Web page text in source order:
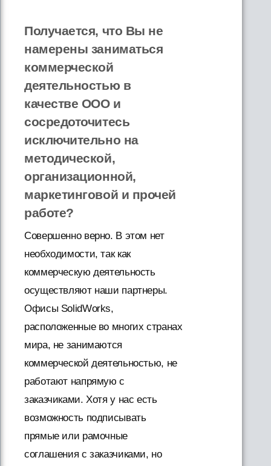
Получается, что Вы не
намерены заниматься
коммерческой
деятельностью в
качестве ООО и
сосредоточитесь
исключительно на
методической,
организационной,
маркетинговой и прочей
работе?
Совершенно верно. В этом нет
необходимости, так как
коммерческую деятельность
осуществляют наши партнеры.
Офисы SolidWorks,
расположенные во многих странах
мира, не занимаются
коммерческой деятельностью, не
работают напрямую с
заказчиками. Хотя у нас есть
возможность подписывать
прямые или рамочные
соглашения с заказчиками, но